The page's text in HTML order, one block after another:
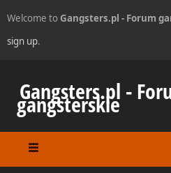
Welcome toGangsters.pl - Forum
sign up.
Gangsters.pl -
gangsterskie